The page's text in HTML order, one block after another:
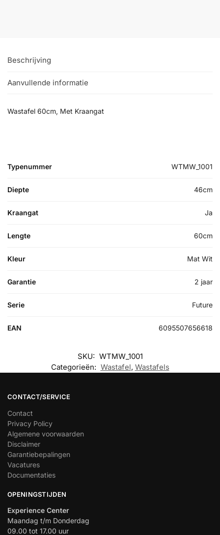
Beschrijving
Aanvullende informatie
Wastafel 60cm, Met Kraangat
Typenummer WTMW_1001
Diepte 46cm
Kraangat Ja
Lengte 60cm
Kleur Mat Wit
Garantie 2 jaar
Serie Future
EAN 6095507656618
SKU: WTMW_1001
Categorieën: Wastafel, Wastafels
CONTACT/SERVICE
Contact
Privacy Policy
Algemene voorwaarden
Disclaimer
Garantiebepalingen
Vacatures
Documentaties
OPENINGSTIJDEN
Experience Center
Maandag t/m Donderdag
09.00 tot 17.00 uur